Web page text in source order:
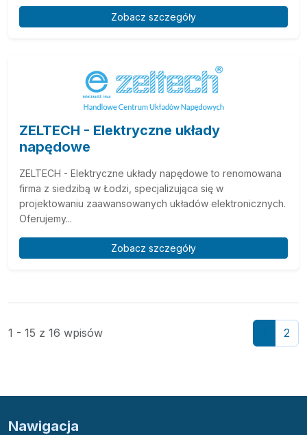
Zobacz szczegóły
ZELTECH - Elektryczne układy
napędowe
ZELTECH - Elektryczne układy napędowe to renomowana
firma z siedzibą w Łodzi, specjalizująca się w
projektowaniu zaawansowanych układów elektronicznych.
Oferujemy...
Zobacz szczegóły
1 - 15 z 16 wpisów 2
Nawigacja